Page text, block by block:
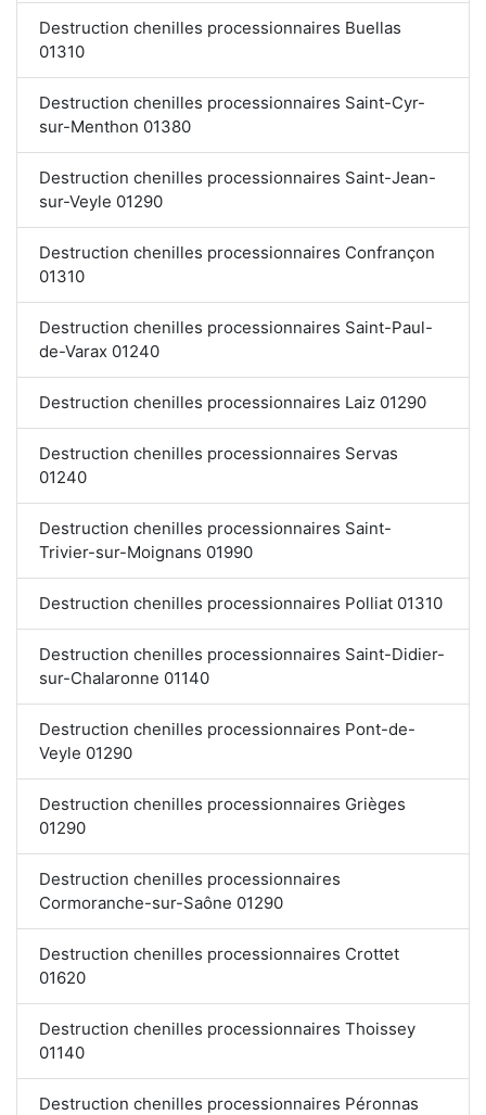
Destruction chenilles processionnaires Buellas
01310
Destruction chenilles processionnaires Saint-Cyr-
sur-Menthon 01380
Destruction chenilles processionnaires Saint-Jean-
sur-Veyle 01290
Destruction chenilles processionnaires Confrançon
01310
Destruction chenilles processionnaires Saint-Paul-
de-Varax 01240
Destruction chenilles processionnaires Laiz 01290
Destruction chenilles processionnaires Servas
01240
Destruction chenilles processionnaires Saint-
Trivier-sur-Moignans 01990
Destruction chenilles processionnaires Polliat 01310
Destruction chenilles processionnaires Saint-Didier-
sur-Chalaronne 01140
Destruction chenilles processionnaires Pont-de-
Veyle 01290
Destruction chenilles processionnaires Grièges
01290
Destruction chenilles processionnaires
Cormoranche-sur-Saône 01290
Destruction chenilles processionnaires Crottet
01620
Destruction chenilles processionnaires Thoissey
01140
Destruction chenilles processionnaires Péronnas